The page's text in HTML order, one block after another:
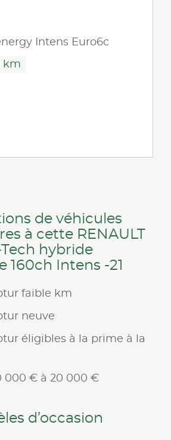
Intens Euro6c
km
de véhicules
à cette RENAULT
Tech hybride
160ch Intens -21
faible km
neuve
éligibles à la prime à la
000 € à 20 000 €
d’occasion